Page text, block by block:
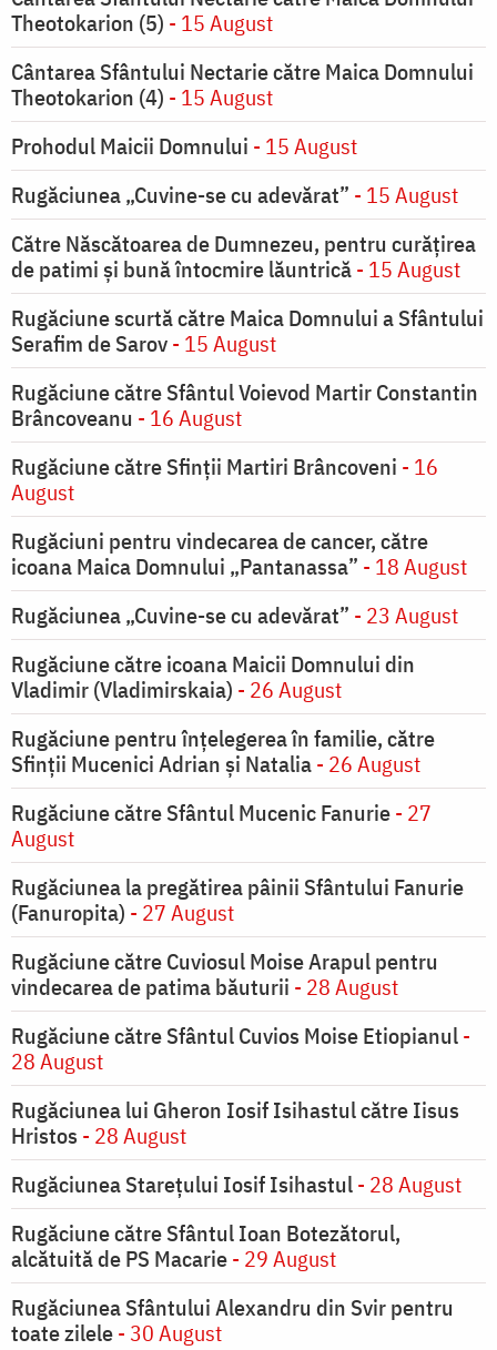
Theotokarion (5) - 15 August
Cântarea Sfântului Nectarie către Maica Domnului
Theotokarion (4) - 15 August
Prohodul Maicii Domnului - 15 August
Rugăciunea „Cuvine-se cu adevărat” - 15 August
Către Născătoarea de Dumnezeu, pentru curățirea
de patimi și bună întocmire lăuntrică- 15 August
Rugăciune scurtă către Maica Domnului a Sfântului
Serafim de Sarov- 15 August
Rugăciune către Sfântul Voievod Martir Constantin
Brâncoveanu - 16 August
Rugăciune către Sfinții Martiri Brâncoveni - 16
August
Rugăciuni pentru vindecarea de cancer, către
icoana Maica Domnului „Pantanassa” - 18 August
Rugăciunea „Cuvine-se cu adevărat” - 23 August
Rugăciune către icoana Maicii Domnului din
Vladimir (Vladimirskaia) - 26 August
Rugăciune pentru înţelegerea în familie, către
Sfinţii Mucenici Adrian şi Natalia- 26 August
Rugăciune către Sfântul Mucenic Fanurie- 27
August
Rugăciunea la pregătirea pâinii Sfântului Fanurie
(Fanuropita) - 27 August
Rugăciune către Cuviosul Moise Arapul pentru
vindecarea de patima băuturii - 28 August
Rugăciune către Sfântul Cuvios Moise Etiopianul-
28 August
Rugăciunea lui Gheron Iosif Isihastul către Iisus
Hristos - 28 August
Rugăciunea Starețului Iosif Isihastul- 28 August
Rugăciune către Sfântul Ioan Botezătorul,
alcătuită de PS Macarie- 29 August
Rugăciunea Sfântului Alexandru din Svir pentru
toate zilele- 30 August